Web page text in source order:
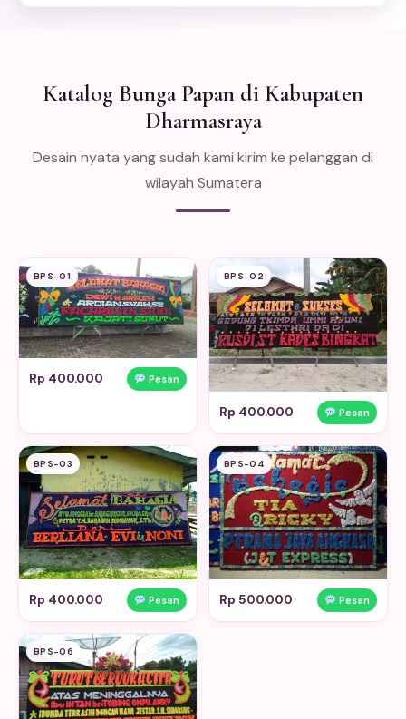
Katalog Bunga Papan di Kabupaten
Dharmasraya
Desain nyata yang sudah kami kirim ke pelanggan di
wilayah Sumatera
BPS-01
Rp 400.000 Pesan
BPS-02
Rp 400.000 Pesan
BPS-03
Rp 400.000 Pesan
BPS-04
Rp 500.000 Pesan
BPS-06